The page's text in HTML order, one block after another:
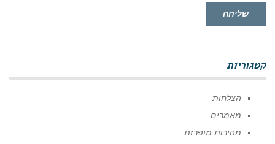
שליחה
קטגוריות
הצלחות
מאמרים
מהירות מופרזת